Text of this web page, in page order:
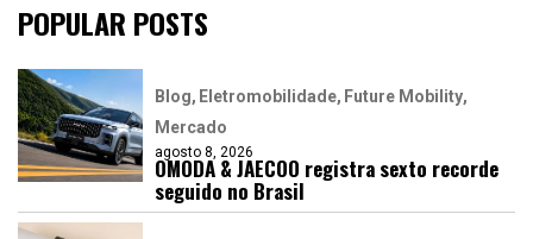
POPULAR POSTS
Blog Eletromobilidade Future Mobility
Mercado
agosto 8, 2026
OMODA & JAECOO registra sexto recorde
seguido no Brasil